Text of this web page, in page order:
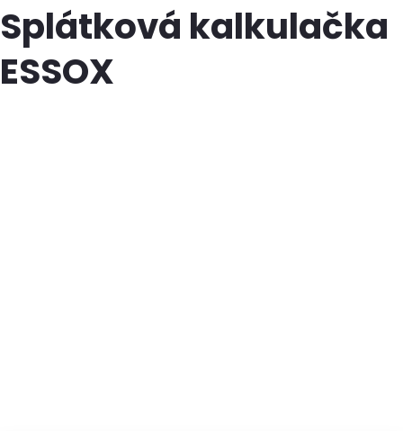
Splátková kalkulačka
ESSOX